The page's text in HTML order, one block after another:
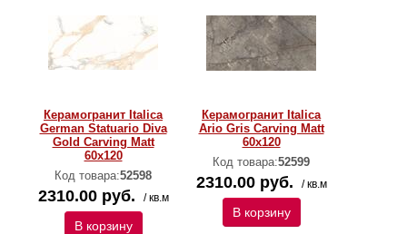
Керамогранит Italica
German Statuario Diva
Gold Carving Matt
60x120
Код товара:52598
2310.00 руб. / кв.м
В корзину
Керамогранит Italica
Ario Gris Carving Matt
60x120
Код товара:52599
2310.00 руб. / кв.м
В корзину